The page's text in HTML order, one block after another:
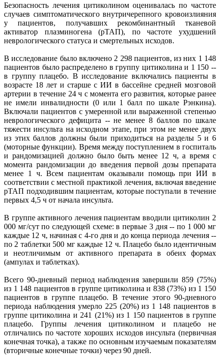
Безопасность лечения цитиколином оценивалась по частоте
случаев симптоматического внутричерепного кровоизлияния
у пациентов, получавших рекомбинантный тканевой
активатор плазминогена (рТАП), по частоте ухудшений
неврологического статуса и смертельных исходов.
В исследование было включено 2 298 пациентов, из них 1 148
пациентов было распределено в группу цитиколина и 1 150 --
в группу плацебо. В исследование включались пациенты в
возрасте 18 лет и старше с ИИ в бассейне средней мозговой
артерии в течение 24 ч с момента его развития, которые ранее
не имели инвалидности (0 или 1 балл по шкале Рэнкина).
Включали пациентов с умеренной или выраженной степенью
неврологического дефицита -- не менее 8 баллов по шкале
тяжести инсульта на исходном этапе, при этом не менее двух
из этих баллов должны были приходиться на разделы 5 и 6
(моторные функции). Время между поступлением в госпиталь
и рандомизацией должно было быть менее 12 ч, а время с
момента рандомизации до введения первой дозы препарата
менее 1 ч. Всем пациентам оказывали помощь при ИИ в
соответствии с местной практикой лечения, включая введение
рТАП подходившим пациентам, которые поступали в течение
первых 4,5 ч от начала инсульта.
В группе активного лечения пациентам вводили цитиколин 2
000 мг/сут по следующей схеме: в первые 3 дня -- по 1 000 мг
каждые 12 ч, начиная с 4-го дня и до конца периода лечения --
по 2 таблетки 500 мг каждые 12 ч. Плацебо было идентичным
и неотличимым от активного препарата в обеих формах
(ампулах и таблетках).
Всего 90-дневный период наблюдения завершили 859 (75%)
из 1 148 пациентов в группе цитиколина и 838 (73%) из 1 150
пациентов в группе плацебо. В течение этого 90-дневного
периода наблюдения умерло 225 (20%) из 1 148 пациентов в
группе цитиколина и 241 (21%) из 1 150 пациентов в группе
плацебо. Группы лечения цитиколином и плацебо не
отличались по частоте хороших исходов инсульта (первичная
конечная точка), а также по основным изучаемым показателям
(вторичные конечные точки) через 90 дней.